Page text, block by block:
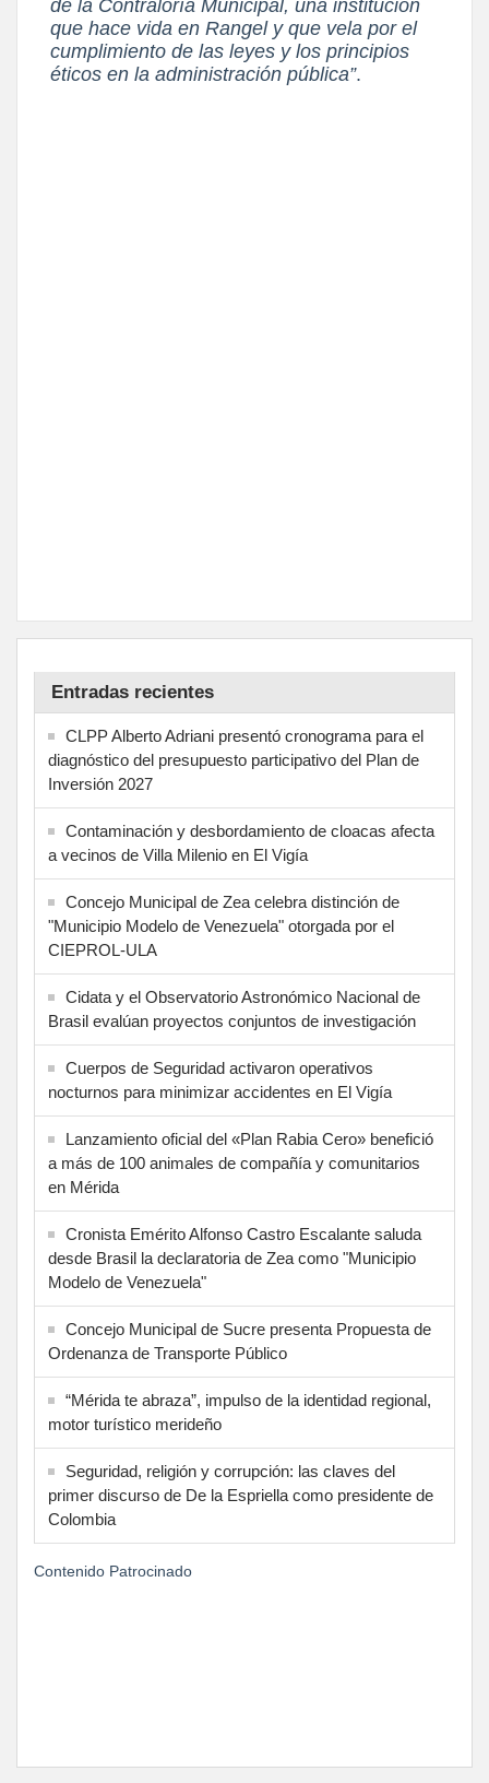
de la Contraloría Municipal, una institución
que hace vida en Rangel y que vela por el
cumplimiento de las leyes y los principios
éticos en la administración pública”.
Entradas recientes
CLPP Alberto Adriani presentó cronograma para el
diagnóstico del presupuesto participativo del Plan de
Inversión 2027
Contaminación y desbordamiento de cloacas afecta
a vecinos de Villa Milenio en El Vigía
Concejo Municipal de Zea celebra distinción de
"Municipio Modelo de Venezuela" otorgada por el
CIEPROL-ULA
Cidata y el Observatorio Astronómico Nacional de
Brasil evalúan proyectos conjuntos de investigación
Cuerpos de Seguridad activaron operativos
nocturnos para minimizar accidentes en El Vigía
Lanzamiento oficial del «Plan Rabia Cero» benefició
a más de 100 animales de compañía y comunitarios
en Mérida
Cronista Emérito Alfonso Castro Escalante saluda
desde Brasil la declaratoria de Zea como "Municipio
Modelo de Venezuela"
Concejo Municipal de Sucre presenta Propuesta de
Ordenanza de Transporte Público
“Mérida te abraza”, impulso de la identidad regional,
motor turístico merideño
Seguridad, religión y corrupción: las claves del
primer discurso de De la Espriella como presidente de
Colombia
Contenido Patrocinado